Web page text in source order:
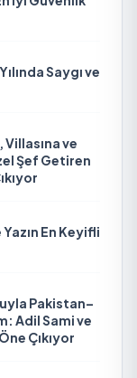
Saygı ve
ve
Şef Getiren
Yazın En Keyifli
Pakistan–
Adil Sami ve
Çıkıyor